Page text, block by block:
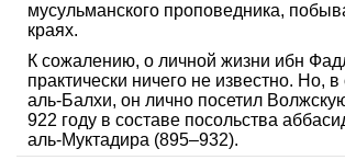
мусульманского проповедника,
краях.
К сожалению, о личной жизни ибн
практически ничего не известно. Но, в
аль-Балхи, он лично посетил
922 году в составе посольства
аль-Муктадира (895–932).